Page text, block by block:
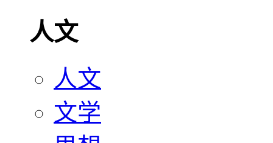
人文
人文
文学